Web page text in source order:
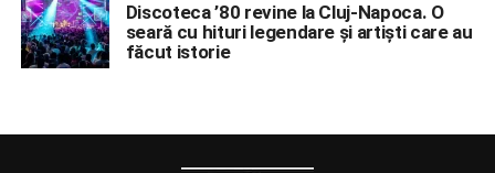
Discoteca ’80 revine la Cluj-Napoca. O
seară cu hituri legendare și artiști care au
făcut istorie